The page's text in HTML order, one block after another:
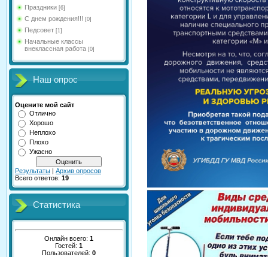
Праздники [6]
С днем рождения!!! [0]
Педсовет [1]
Начальные классы
внеклассная работа [0]
Наш опрос
Оцените мой сайт
Отлично
Хорошо
Неплохо
Плохо
Ужасно
Результаты | Архив опросов
Всего ответов: 19
Статистика
Онлайн всего: 1
Гостей: 1
Пользователей: 0